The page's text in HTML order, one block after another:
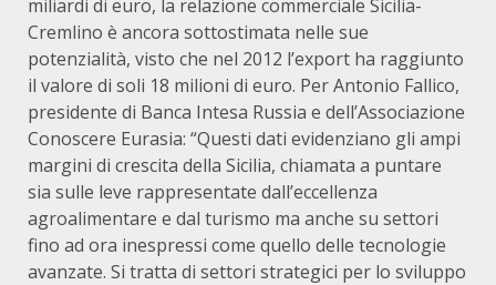
miliardi di euro, la relazione commerciale Sicilia-
Cremlino è ancora sottostimata nelle sue
potenzialità, visto che nel 2012 l’export ha raggiunto
il valore di soli 18 milioni di euro. Per Antonio Fallico,
presidente di Banca Intesa Russia e dell’Associazione
Conoscere Eurasia: “Questi dati evidenziano gli ampi
margini di crescita della Sicilia, chiamata a puntare
sia sulle leve rappresentate dall’eccellenza
agroalimentare e dal turismo ma anche su settori
fino ad ora inespressi come quello delle tecnologie
avanzate. Si tratta di settori strategici per lo sviluppo